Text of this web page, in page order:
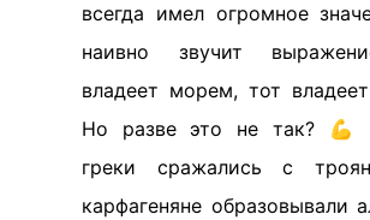
всегда имел огромное
наивно звучит
владеет морем, тот
Но разве это не так? 💪
греки сражались с
карфагеняне образовывали